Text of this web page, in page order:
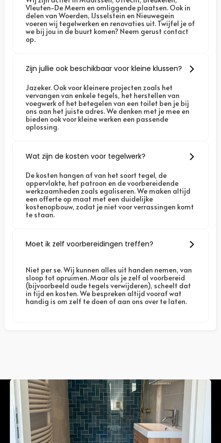
Vleuten-De Meern en omliggende plaatsen. Ook in
delen van Woerden, IJsselstein en Nieuwegein
voeren wij tegelwerken en renovaties uit. Twijfel je of
we bij jou in de buurt komen? Neem gerust contact
op.
Zijn jullie ook beschikbaar voor kleine klussen?
Jazeker. Ook voor kleinere projecten zoals het
vervangen van enkele tegels, het herstellen van
voegwerk of het betegelen van een toilet ben je bij
ons aan het juiste adres. We denken met je mee en
bieden ook voor kleine werken een passende
oplossing.
Wat zijn de kosten voor tegelwerk?
De kosten hangen af van het soort tegel, de
oppervlakte, het patroon en de voorbereidende
werkzaamheden zoals egaliseren. We maken altijd
een offerte op maat met een duidelijke
kostenopbouw, zodat je niet voor verrassingen komt
te staan.
Moet ik zelf voorbereidingen treffen?
Niet per se. Wij kunnen alles uit handen nemen, van
sloop tot opruimen. Maar als je zelf al voorbereid
(bijvoorbeeld oude tegels verwijderen), scheelt dat
in tijd en kosten. We bespreken altijd vooraf wat
handig is om zelf te doen of aan ons over te laten.